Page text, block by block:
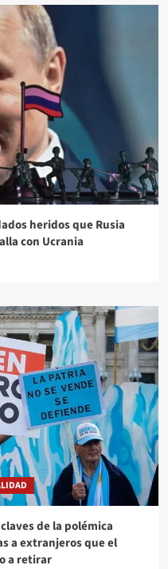
heridos que Rusia
con Ucrania
de la polémica
a extranjeros que el
a retirar